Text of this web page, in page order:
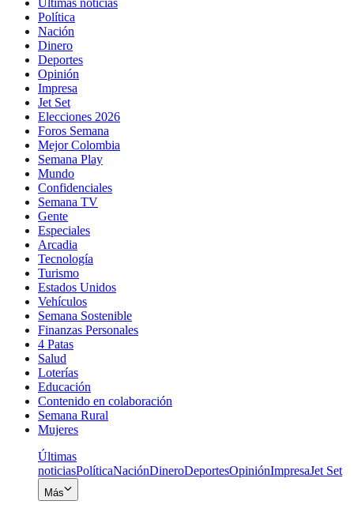
Política
Nación
Dinero
Deportes
Opinión
Impresa
Jet Set
Elecciones 2026
Foros Semana
Mejor Colombia
Semana Play
Mundo
Confidenciales
Semana TV
Gente
Especiales
Arcadia
Tecnología
Turismo
Estados Unidos
Vehículos
Semana Sostenible
Finanzas Personales
4 Patas
Salud
Loterías
Educación
Contenido en colaboración
Semana Rural
Mujeres
Últimas
noticiasPolíticaNaciónDineroDeportesOpiniónImpresaJet Set
Más